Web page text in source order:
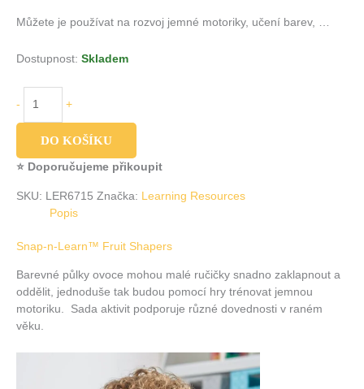
Můžete je používat na rozvoj jemné motoriky, učení barev, …
Dostupnost: Skladem
- +
DO KOŠÍKU
⭐ Doporučujeme přikoupit
SKU: LER6715 Značka: Learning Resources
Popis
Snap-n-Learn™ Fruit Shapers
Barevné půlky ovoce mohou malé ručičky snadno zaklapnout a
oddělit, jednoduše tak budou pomocí hry trénovat jemnou
motoriku. Sada aktivit podporuje různé dovednosti v raném
věku.